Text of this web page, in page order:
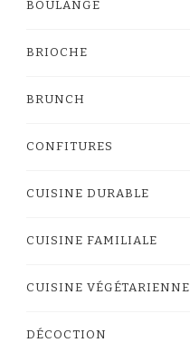
BOULANGE
BRIOCHE
BRUNCH
CONFITURES
CUISINE DURABLE
CUISINE FAMILIALE
CUISINE VÉGÉTARIENNE
DÉCOCTION